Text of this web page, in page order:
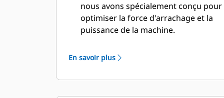
nous avons spécialement conçu pour
optimiser la force d'arrachage et la
puissance de la machine.
améliore le flux des matières dans le
godet. Le dégagement de talon accru
garantit que le fond du godet ne
En savoir plus